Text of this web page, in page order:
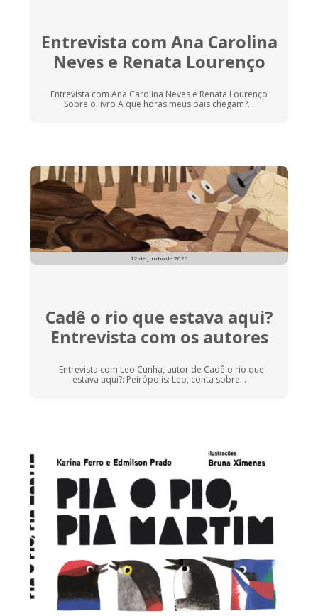
Entrevista com Ana Carolina
Neves e Renata Lourenço
Entrevista com Ana Carolina Neves e Renata Lourenço
Sobre o livro A que horas meus pais chegam?...
12 de junho de 2026
Cadê o rio que estava aqui?
Entrevista com os autores
Entrevista com Leo Cunha, autor de Cadê o rio que
estava aqui?: Peirópolis: Leo, conta sobre...